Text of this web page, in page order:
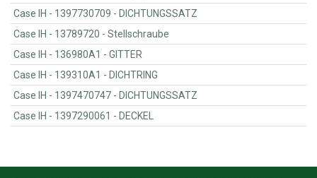
Case IH - 1397730709 - DICHTUNGSSATZ
Case IH - 13789720 - Stellschraube
Case IH - 136980A1 - GITTER
Case IH - 139310A1 - DICHTRING
Case IH - 1397470747 - DICHTUNGSSATZ
Case IH - 1397290061 - DECKEL